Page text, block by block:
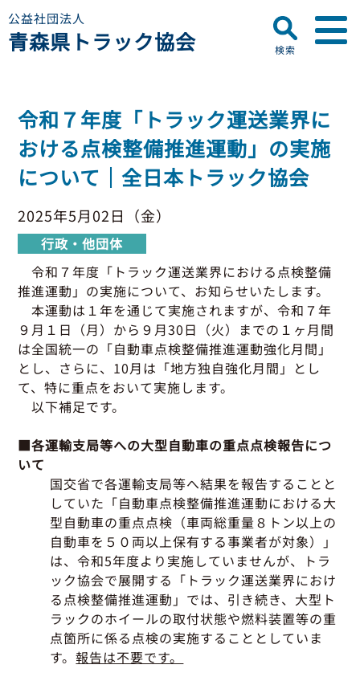
公益社団法人
青森県トラック協会
プロフィール
ディスクロージャー
会員名簿
お知らせ ▼
青森県トラック協会
行政・他団体
助成・補助金
適正化事業
セミナー・研修
適正化事業
適正化事業について
Gマーク制度について
巡回指導について
運行管理者・整備管理者
適正化だより
会員専用ページ ▼
初任運転者特別指導教育
グッドラーニング
運送申込・書面化アプリ
利用申し込み
活動報告・協会報
貸出用ビデオライブラリ
会員メール登録・会員情報変更
保有車両台数変更
一般の皆さまへ ▼
トラック輸送の役割
Gマークとは
引越安心マークとは
協会の活動
プライバシーポリシー
お問い合わせ
検索
令和７年度「トラック運送業界に
おける点検整備推進運動」の実施
について｜全日本トラック協会
2025年5月02日（金）
行政・他団体
令和７年度「トラック運送業界における点検整備
推進運動」の実施について、お知らせいたします。
本運動は１年を通じて実施されますが、令和７年
９月１日（月）から９月30日（火）までの１ヶ月間
は全国統一の「自動車点検整備推進運動強化月間」
とし、さらに、10月は「地方独自強化月間」とし
て、特に重点をおいて実施します。
以下補足です。
■各運輸支局等への大型自動車の重点点検報告につ
いて
国交省で各運輸支局等へ結果を報告することと
していた「自動車点検整備推進運動における大
型自動車の重点点検（車両総重量８トン以上の
自動車を５０両以上保有する事業者が対象）」
は、令和5年度より実施していませんが、
トラ
ック協会で展開する「トラック運送業界におけ
る点検整備推進運動」では、引き続き、大型ト
ラックのホイールの取付状態や燃料装置等の重
点箇所に係る点検の実施することとしていま
す。報告は不要です。